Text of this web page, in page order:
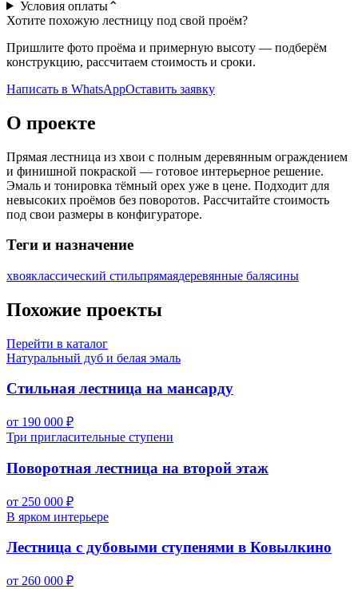
Условия оплаты⌃
Хотите похожую лестницу под свой проём?
Пришлите фото проёма и примерную высоту — подберём
конструкцию, рассчитаем стоимость и сроки.
Написать в WhatsAppОставить заявку
О проекте
Прямая лестница из хвои с полным деревянным ограждением
и финишной покраской — готовое интерьерное решение.
Эмаль и тонировка тёмный орех уже в цене. Подходит для
невысоких проёмов без поворотов. Рассчитайте стоимость
под свои размеры в конфигураторе.
Теги и назначение
хвояклассический стильпрямаядеревянные балясины
Похожие проекты
Перейти в каталог
Натуральный дуб и белая эмаль
Стильная лестница на мансарду
от 190 000 ₽
Три пригласительные ступени
Поворотная лестница на второй этаж
от 250 000 ₽
В ярком интерьере
Лестница с дубовыми ступенями в Ковылкино
от 260 000 ₽